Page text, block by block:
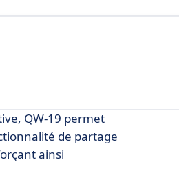
QW-19 permet
de partage
ainsi